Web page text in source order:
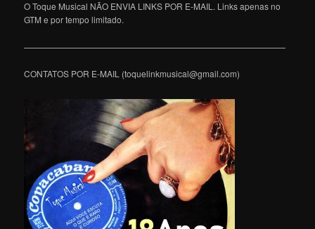
O Toque Musical NÃO ENVIA LINKS POR E-MAIL. Links apenas no
GTM e por tempo limitado.
———————————————————————————————
CONTATOS POR E-MAIL (toquelinkmusical@gmail.com)